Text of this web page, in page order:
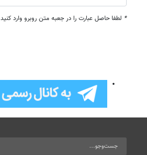
* لطفا حاصل عبارت را در جعبه متن روبرو وارد کنید